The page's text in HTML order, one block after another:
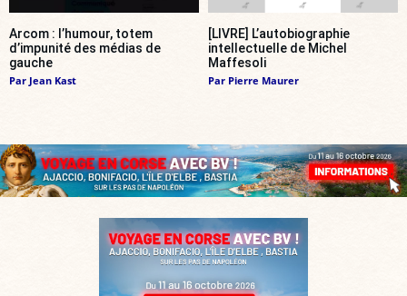
Arcom : l’humour, totem
d’impunité des médias de
gauche
Par Jean Kast
[LIVRE] L’autobiographie
intellectuelle de Michel
Maffesoli
Par Pierre Maurer